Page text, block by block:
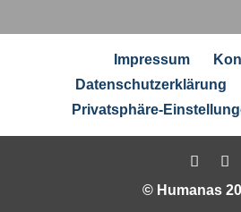
Impressum
Datenschutzerklärung
Privatsphäre-
© Humanas